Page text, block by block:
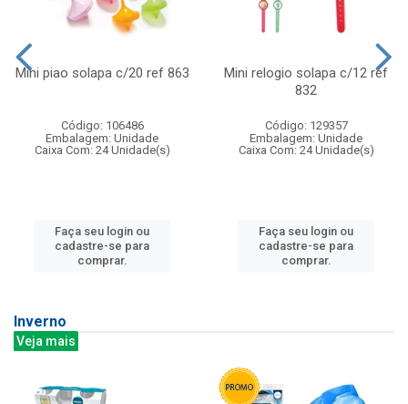
Mini piao solapa c/20 ref 863
Código: 106486
Embalagem: Unidade
Caixa Com: 24 Unidade(s)
Faça seu login ou
cadastre-se para
comprar.
Mini relogio solapa c/12 ref
832
Código: 129357
Embalagem: Unidade
Caixa Com: 24 Unidade(s)
Faça seu login ou
cadastre-se para
comprar.
Inverno
Veja mais